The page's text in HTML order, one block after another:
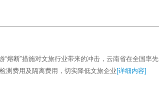
断”措施对文旅行业带来的冲击，云南省在全国率先
测费用及隔离费用，切实降低文旅企业 [详细内容]